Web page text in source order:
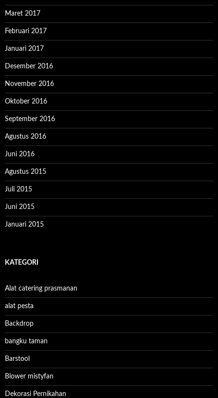
Maret 2017
Februari 2017
Januari 2017
Desember 2016
November 2016
Oktober 2016
September 2016
Agustus 2016
Juni 2016
Agustus 2015
Juli 2015
Juni 2015
Januari 2015
KATEGORI
Alat catering prasmanan
alat pesta
Backdrop
bangku taman
Barstool
Blower mistyfan
Dekorasi Pernikahan